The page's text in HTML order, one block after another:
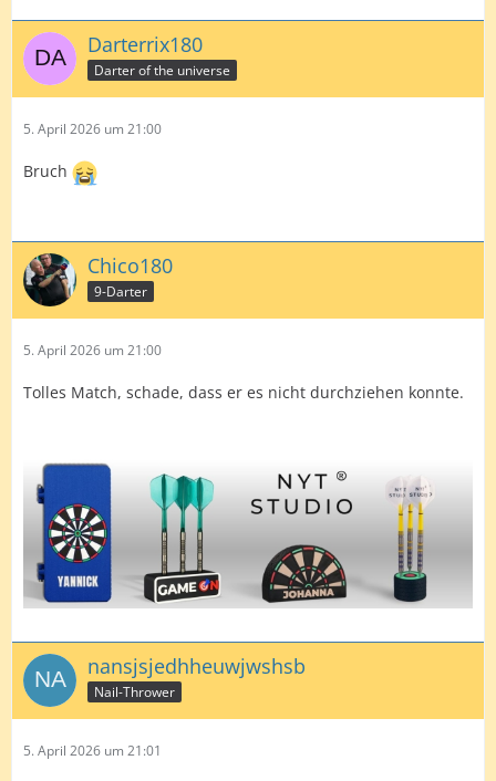
Darterrix180
Darter of the universe
5. April 2026 um 21:00
Bruch
Chico180
9-Darter
5. April 2026 um 21:00
Tolles Match, schade, dass er es nicht durchziehen konnte.
nansjsjedhheuwjwshsb
Nail-Thrower
5. April 2026 um 21:01